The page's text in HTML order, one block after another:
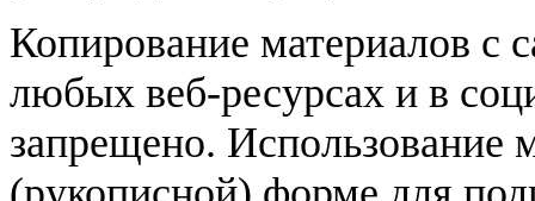
Копирование материалов с
любых веб-ресурсах и в
запрещено. Использование